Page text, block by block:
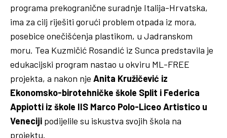
programa prekogranične suradnje Italija-Hrvatska,
ima za cilj riješiti gorući problem otpada iz mora,
posebice onečišćenja plastikom, u Jadranskom
moru. Tea Kuzmičić Rosandić iz Sunca predstavila je
edukacijski program nastao u okviru ML-FREE
projekta, a nakon nje Anita Kružičević iz
Ekonomsko-birotehničke škole Split i Federica
Appiotti iz škole IIS Marco Polo-Liceo Artistico u
Veneciji podijelile su iskustva svojih škola na
projektu.